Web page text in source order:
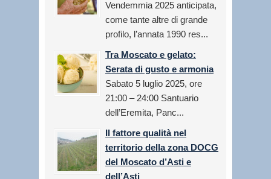
Vendemmia 2025 anticipata,
come tante altre di grande
profilo, l’annata 1990 res...
Tra Moscato e gelato:
Serata di gusto e armonia
Sabato 5 luglio 2025, ore
21:00 – 24:00 Santuario
dell’Eremita, Panc...
Il fattore qualità nel
territorio della zona DOCG
del Moscato d’Asti e
dell’Asti